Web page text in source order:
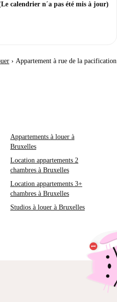
calendrier n´a pas été mis à jour)
› Appartement à rue de la pacification
Appartements à louer à
Bruxelles
Location appartements 2
chambres à Bruxelles
Location appartements 3+
chambres à Bruxelles
Studios à louer à Bruxelles